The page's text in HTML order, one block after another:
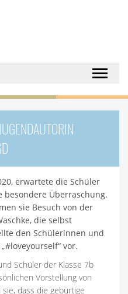
Toggle
erwartete die Schüler
besondere Überraschung.
sie Besuch von der
die selbst
den Schülerinnen und
vor.
Schüler der Klasse 7b
Vorstellung von
dass die gebürtige